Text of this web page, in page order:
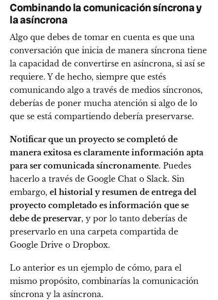
Combinando la comunicación síncrona y
la asíncrona
Algo que debes de tomar en cuenta es que una
conversación que inicia de manera síncrona tiene
la capacidad de convertirse en asíncrona, si así se
requiere. Y de hecho, siempre que estés
comunicando algo a través de medios síncronos,
deberías de poner mucha atención si algo de lo
que se está compartiendo debería preservarse.
Notificar que un proyecto se completó de
manera exitosa es claramente información apta
para ser comunicada síncronamente. Puedes
hacerlo a través de Google Chat o Slack. Sin
embargo, el historial y resumen de entrega del
proyecto completado es información que se
debe de preservar, y por lo tanto deberías de
preservarlo en una carpeta compartida de
Google Drive o Dropbox.
Lo anterior es un ejemplo de cómo, para el
mismo propósito, combinarías la comunicación
síncrona y la asíncrona.